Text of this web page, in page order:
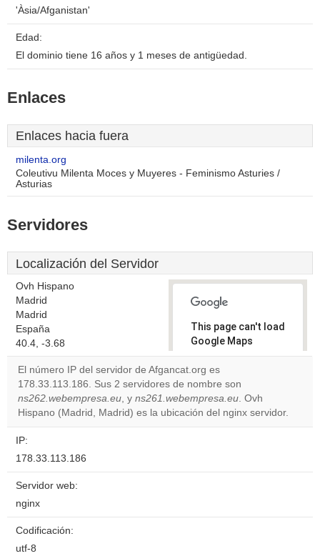
'Àsia/Afganistan'
Edad:
El dominio tiene 16 años y 1 meses de antigüedad.
Enlaces
Enlaces hacia fuera
milenta.org
Coleutivu Milenta Moces y Muyeres - Feminismo Asturies /
Asturias
Servidores
Localización del Servidor
Ovh Hispano
Madrid
Madrid
España
40.4, -3.68
This page can't load
Google Maps
correctly.
Do you
own this
website?
El número IP del servidor de Afgancat.org es
178.33.113.186. Sus 2 servidores de nombre son
ns262.webempresa.eu, y ns261.webempresa.eu. Ovh
Hispano (Madrid, Madrid) es la ubicación del nginx servidor.
IP:
178.33.113.186
Servidor web:
nginx
Codificación:
utf-8